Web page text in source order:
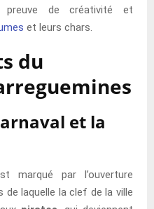
de créativité et
et leurs chars.
du
et la
marqué par l’ouverture
de laquelle la clef de la ville